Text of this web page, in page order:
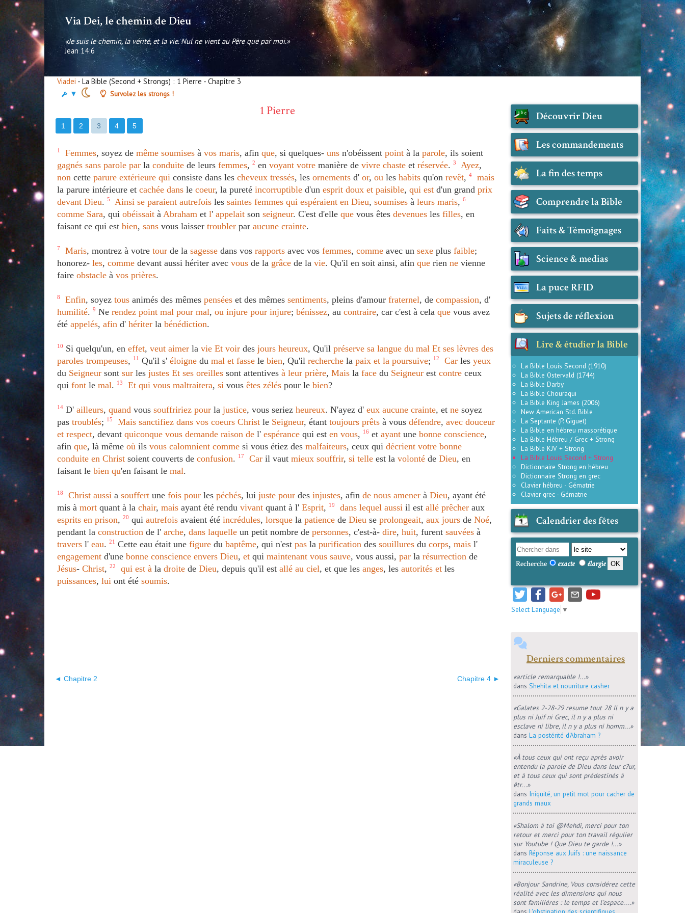
Via Dei, le chemin de Dieu
«Je suis le chemin, la vérité, et la vie. Nul ne vient au Père que par moi.»
Jean 14:6
Viadei - La Bible (Second + Strongs) : 1 Pierre - Chapitre 3
▼
Survolez les strongs !
1 Pierre
1 2 3 4 5
1 Femmes, soyez de même soumises à vos maris, afin que, si quelques- uns n'obéissent point à la parole, ils soient
gagnés sans parole par la conduite de leurs femmes, 2 en voyant votre manière de vivre chaste et réservée. 3 Ayez,
non cette parure extérieure qui consiste dans les cheveux tressés, les ornements d' or, ou les habits qu'on revêt, 4
mais
la parure intérieure et cachée dans le coeur, la pureté incorruptible d'un esprit doux et paisible, qui est d'un grand prix
devant Dieu. 5 Ainsi se paraient autrefois les saintes femmes qui espéraient en Dieu, soumises à leurs maris, 6
comme Sara, qui obéissait à Abraham et l' appelait son seigneur. C'est d'elle que vous êtes devenues les filles, en
faisant ce qui est bien, sans vous laisser troubler par aucune crainte.
7 Maris, montrez à votre tour de la sagesse dans vos rapports avec vos femmes, comme avec un sexe plus faible;
honorez- les, comme devant aussi hériter avec vous de la grâce de la vie. Qu'il en soit ainsi, afin que rien ne vienne
faire obstacle à vos prières.
8 Enfin, soyez tous animés des mêmes pensées et des mêmes sentiments, pleins d'amour fraternel, de compassion, d'
humilité. 9 Ne rendez point mal pour mal, ou injure pour injure; bénissez, au contraire, car c'est à cela que vous avez
été appelés, afin d' hériter la bénédiction.
10 Si quelqu'un, en effet, veut aimer la vie Et voir des jours heureux, Qu'il préserve sa langue du mal Et ses lèvres des
paroles trompeuses, 11 Qu'il s' éloigne du mal et fasse le bien, Qu'il recherche la paix et la poursuive; 12 Car les yeux
du Seigneur sont sur les justes Et ses oreilles sont attentives à leur prière, Mais la face du Seigneur est contre ceux
qui font le mal. 13 Et qui vous maltraitera, si vous êtes zélés pour le bien?
14 D' ailleurs, quand vous souffririez pour la justice, vous seriez heureux. N'ayez d' eux aucune crainte, et ne soyez
pas troublés; 15 Mais sanctifiez dans vos coeurs Christ le Seigneur, étant toujours prêts à vous défendre, avec douceur
et respect, devant quiconque vous demande raison de l' espérance qui est en vous, 16 et ayant une bonne conscience,
afin que, là même où ils vous calomnient comme si vous étiez des malfaiteurs, ceux qui décrient votre bonne
conduite en Christ soient couverts de confusion. 17 Car il vaut mieux souffrir, si telle est la volonté de Dieu, en
faisant le bien qu'en faisant le mal.
18 Christ aussi a souffert une fois pour les péchés, lui juste pour des injustes, afin de nous amener à Dieu, ayant été
mis à mort quant à la chair, mais ayant été rendu vivant quant à l' Esprit, 19 dans lequel aussi il est allé prêcher aux
esprits en prison, 20 qui autrefois avaient été incrédules, lorsque la patience de Dieu se prolongeait, aux jours de Noé,
pendant la construction de l' arche, dans laquelle un petit nombre de personnes, c'est-à- dire, huit, furent sauvées à
travers l' eau. 21 Cette eau était une figure du baptême, qui n'est pas la purification des souillures du corps, mais l'
engagement d'une bonne conscience envers Dieu, et qui maintenant vous sauve, vous aussi, par la résurrection de
Jésus- Christ, 22 qui est à la droite de Dieu, depuis qu'il est allé au ciel, et que les anges, les autorités et les
puissances, lui ont été soumis.
◄ Chapitre 2 Chapitre 4 ►
Découvrir Dieu
Les commandements
La fin des temps
Comprendre la Bible
Faits & Témoignages
Science & medias
La puce RFID
Sujets de réflexion
Lire & étudier la Bible
La Bible Louis Second (1910)
La Bible Ostervald (1744)
La Bible Darby
La Bible Chouraqui
La Bible King James (2006)
New American Std. Bible
La Septante (P. Giguet)
La Bible en hébreu massorétique
La Bible Hébreu / Grec + Strong
La Bible KJV + Strong
La Bible Louis Second + Strong
Dictionnaire Strong en hébreu
Dictionnaire Strong en grec
Clavier hébreu - Gématrie
Clavier grec - Gématrie
Calendrier des fêtes
Recherche exacte élargie
Select Language ▼
Derniers commentaires
«article remarquable !...»
dans Shehita et nourriture casher
«Galates 2-28-29 resume tout 28 Il n y a
plus ni Juif ni Grec, il n y a plus ni
esclave ni libre, il n y a plus ni homm...»
dans La postérité d'Abraham ?
«À tous ceux qui ont reçu après avoir
entendu la parole de Dieu dans leur c?ur,
et à tous ceux qui sont prédestinés à
êtr...»
dans Iniquité, un petit mot pour cacher de
grands maux
«Shalom à toi @Mehdi, merci pour ton
retour et merci pour ton travail régulier
sur Youtube ! Que Dieu te garde !...»
dans Réponse aux Juifs : une naissance
miraculeuse ?
«Bonjour Sandrine, Vous considérez cette
réalité avec les dimensions qui nous
sont familières : le temps et l'espace....»